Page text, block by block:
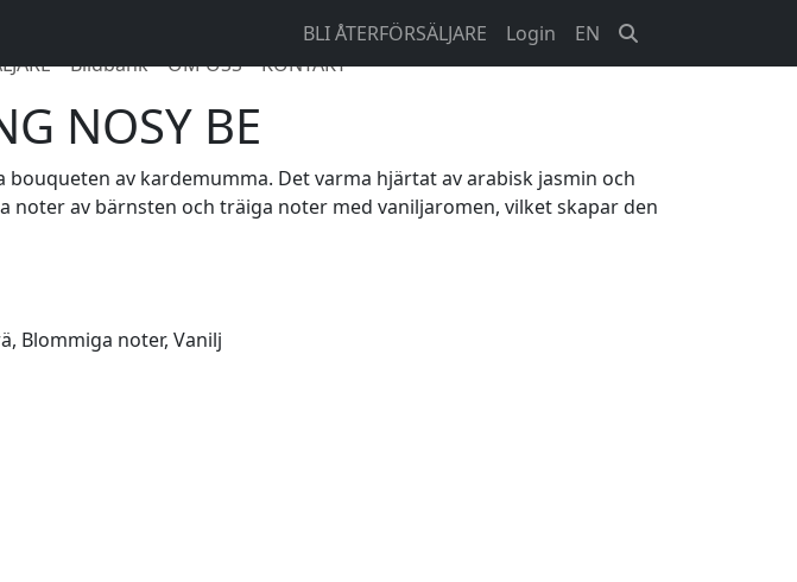
BLI ÅTERFÖRSÄLJARE Login
EN
Bildbank OM OSS KONTAKT
NOSY BE
av kardemumma. Det varma hjärtat av arabisk jasmin och
av bärnsten och träiga noter med vaniljaromen, vilket skapar den
Blommiga noter, Vanilj